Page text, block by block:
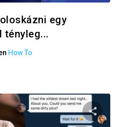
egy
tényleg...
How To